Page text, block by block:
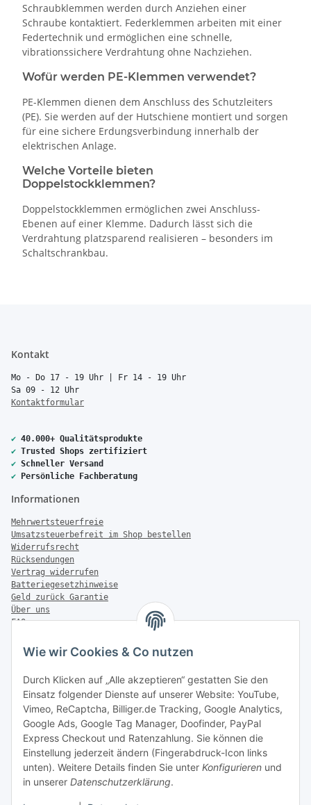
Wie wir Cookies & Co nutzen
Durch Klicken auf „Alle akzeptieren“ gestatten Sie den
Einsatz folgender Dienste auf unserer Website: YouTube,
Vimeo, ReCaptcha, Billiger.de Tracking, Google Analytics,
Google Ads, Google Tag Manager, Doofinder, PayPal
Express Checkout und Ratenzahlung. Sie können die
Einstellung jederzeit ändern (Fingerabdruck-Icon links
unten). Weitere Details finden Sie unter Konfigurieren und
in unserer Datenschutzerklärung.
Schraubklemmen werden durch Anziehen einer
Schraube kontaktiert. Federklemmen arbeiten mit einer
Federtechnik und ermöglichen eine schnelle,
vibrationssichere Verdrahtung ohne Nachziehen.
Wofür werden PE-Klemmen verwendet?
PE-Klemmen dienen dem Anschluss des Schutzleiters
(PE). Sie werden auf der Hutschiene montiert und sorgen
für eine sichere Erdungsverbindung innerhalb der
elektrischen Anlage.
Welche Vorteile bieten
Doppelstockklemmen?
Doppelstockklemmen ermöglichen zwei Anschluss-
Ebenen auf einer Klemme. Dadurch lässt sich die
Verdrahtung platzsparend realisieren – besonders im
Schaltschrankbau.
Kontakt
Mo - Do 17 - 19 Uhr | Fr 14 - 19 Uhr
Sa 09 - 12 Uhr
Kontaktformular
✔ 40.000+ Qualitätsprodukte
✔ Trusted Shops zertifiziert
✔ Schneller Versand
✔ Persönliche Fachberatung
Informationen
Mehrwertsteuerfreie
Umsatzsteuerbefreit im Shop bestellen
Widerrufsrecht
Rücksendungen
Vertrag widerrufen
Batteriegesetzhinweise
Geld zurück Garantie
Über uns
FAQ
Zahlung & Versand
Versandinformationen
Sonstiges